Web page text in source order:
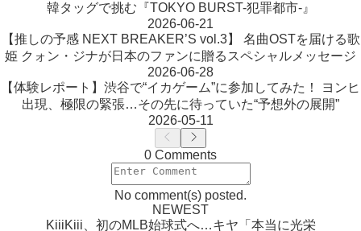
韓タッグで挑む『TOKYO BURST-犯罪都市-』
2026-06-21
【推しの予感 NEXT BREAKER’S vol.3】 名曲OSTを届ける歌
姫 クォン・ジナが日本のファンに贈るスペシャルメッセージ
2026-06-28
【体験レポート】渋谷で“イカゲーム”に参加してみた！ ヨンヒ
出現、極限の緊張…その先に待っていた“予想外の展開”
2026-05-11
0 Comments
No comment(s) posted.
NEWEST
KiiiKiii、初のMLB始球式へ…キヤ「本当に光栄